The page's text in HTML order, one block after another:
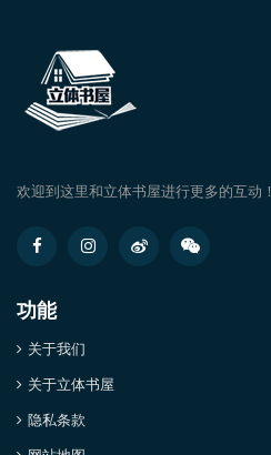
欢迎到这里和立体书屋进行更多的互动！
功能
关于我们
关于立体书屋
隐私条款